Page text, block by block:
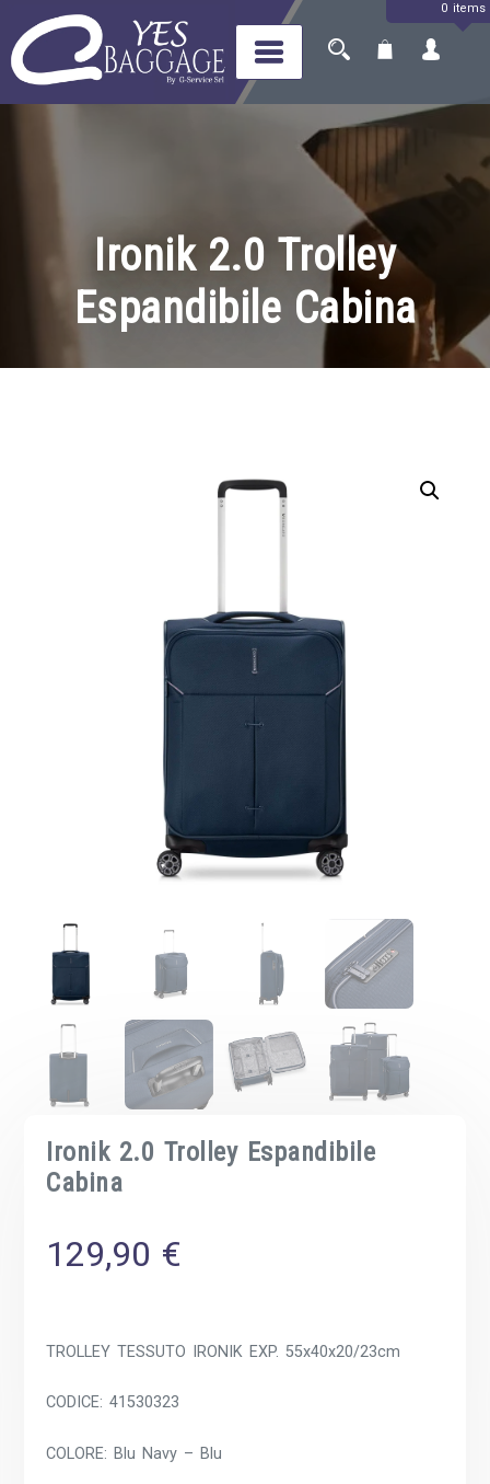
content
0 items
Ironik 2.0 Trolley
Espandibile Cabina
Ironik 2.0 Trolley Espandibile
Cabina
129,90 €
TROLLEY TESSUTO IRONIK EXP. 55x40x20/23cm
CODICE: 41530323
COLORE: Blu Navy – Blu